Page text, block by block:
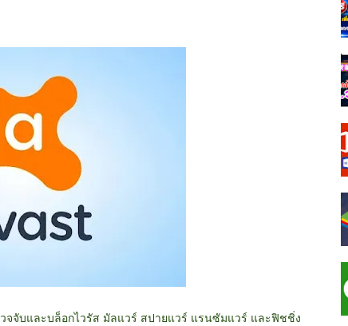
จจับและบล็อกไวรัส มัลแวร์ สปายแวร์ แรนซัมแวร์ และฟิชชิ่ง